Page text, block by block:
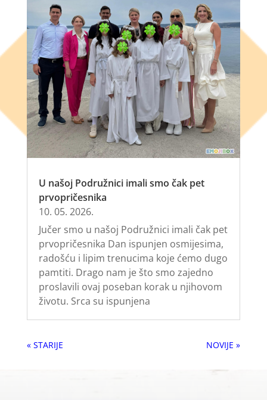
U našoj Podružnici imali smo čak pet
prvopričesnika
10. 05. 2026.
Jučer smo u našoj Podružnici imali čak pet
prvopričesnika Dan ispunjen osmijesima,
radošću i lipim trenucima koje ćemo dugo
pamtiti. Drago nam je što smo zajedno
proslavili ovaj poseban korak u njihovom
životu. Srca su ispunjena
« Older Entries Next Entries »